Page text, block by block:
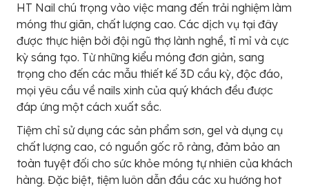
HT Nail chú trọng vào việc mang đến trải nghiệm làm
móng thư giãn, chất lượng cao. Các dịch vụ tại đây
được thực hiện bởi đội ngũ thợ lành nghề, tỉ mỉ và cực
kỳ sáng tạo. Từ những kiểu móng đơn giản, sang
trọng cho đến các mẫu thiết kế 3D cầu kỳ, độc đáo,
mọi yêu cầu về nails xinh của quý khách đều được
đáp ứng một cách xuất sắc.
Tiệm chỉ sử dụng các sản phẩm sơn, gel và dụng cụ
chất lượng cao, có nguồn gốc rõ ràng, đảm bảo an
toàn tuyệt đối cho sức khỏe móng tự nhiên của khách
hàng. Đặc biệt, tiệm luôn dẫn đầu các xu hướng hot